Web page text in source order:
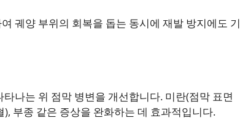
궤양 부위의 회복을 돕는 동시에 재발 방지에도 기
나는 위 점막 병변을 개선합니다. 미란(점막 표면
부종 같은 증상을 완화하는 데 효과적입니다.